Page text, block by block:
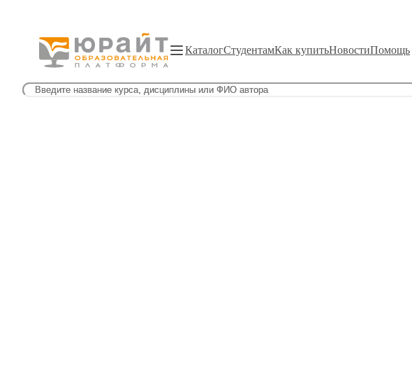
КаталогСтудентамКак купитьНовостиПомощь